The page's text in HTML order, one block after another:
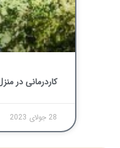
کاردرمانی در
28 جولای 2023